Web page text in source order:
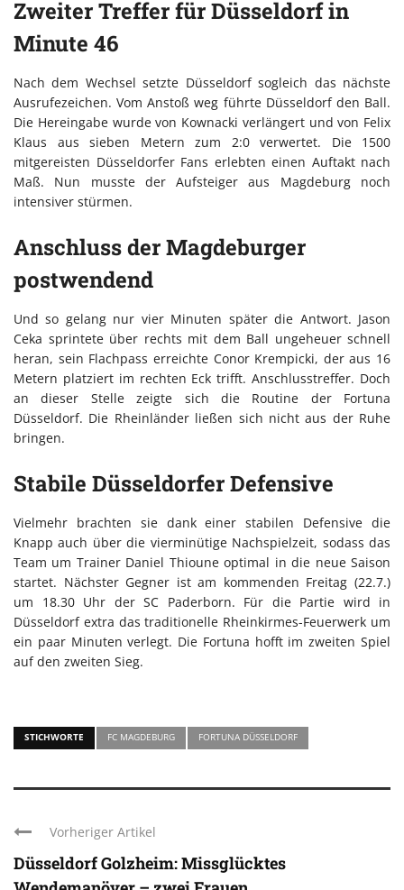
Zweiter Treffer für Düsseldorf in
Minute 46
Nach dem Wechsel setzte Düsseldorf sogleich das nächste
Ausrufezeichen. Vom Anstoß weg führte Düsseldorf den Ball.
Die Hereingabe wurde von Kownacki verlängert und von Felix
Klaus aus sieben Metern zum 2:0 verwertet. Die 1500
mitgereisten Düsseldorfer Fans erlebten einen Auftakt nach
Maß. Nun musste der Aufsteiger aus Magdeburg noch
intensiver stürmen.
Anschluss der Magdeburger
postwendend
Und so gelang nur vier Minuten später die Antwort. Jason
Ceka sprintete über rechts mit dem Ball ungeheuer schnell
heran, sein Flachpass erreichte Conor Krempicki, der aus 16
Metern platziert im rechten Eck trifft. Anschlusstreffer. Doch
an dieser Stelle zeigte sich die Routine der Fortuna
Düsseldorf. Die Rheinländer ließen sich nicht aus der Ruhe
bringen.
Stabile Düsseldorfer Defensive
Vielmehr brachten sie dank einer stabilen Defensive die
Knapp auch über die vierminütige Nachspielzeit, sodass das
Team um Trainer Daniel Thioune optimal in die neue Saison
startet. Nächster Gegner ist am kommenden Freitag (22.7.)
um 18.30 Uhr der SC Paderborn. Für die Partie wird in
Düsseldorf extra das traditionelle Rheinkirmes-Feuerwerk um
ein paar Minuten verlegt. Die Fortuna hofft im zweiten Spiel
auf den zweiten Sieg.
STICHWORTE FC MAGDEBURG FORTUNA DÜSSELDORF
Vorheriger Artikel
Düsseldorf Golzheim: Missglücktes